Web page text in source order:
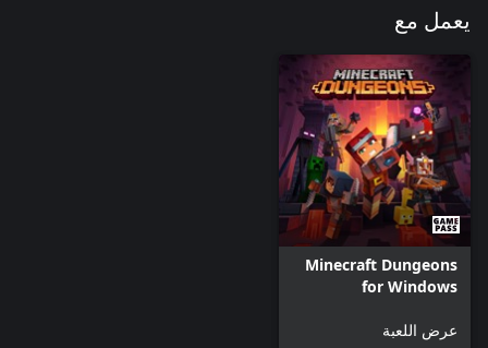
يعمل مع
Minecraft Dungeons
for Windows
عرض اللعبة